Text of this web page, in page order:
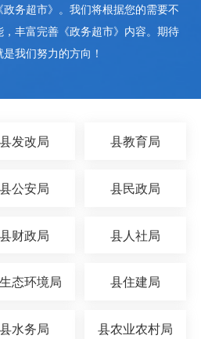
务超市》。我们将根据您的需要不
丰富完善《政务超市》内容。期待
我们努力的方向！
县发改局 县教育局
县公安局 县民政局
县财政局 县人社局
态环境局 县住建局
县水务局 县农业农村局